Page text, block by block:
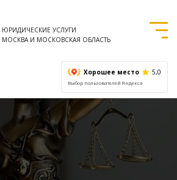
ЮРИДИЧЕСКИЕ УСЛУГИ
МОСКВА И МОСКОВСКАЯ ОБЛАСТЬ
Хорошее место 5,0
Выбор пользователей Яндекса